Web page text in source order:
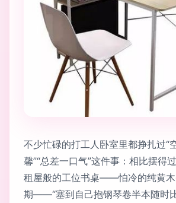
不少忙碌的打工人卧室里都挣扎过“
馨”“总差一口气”这件事：相比摆得
租屋般的工位书桌——怕冷的纯黄木
期——“塞到自己抱钢琴卷半本随时